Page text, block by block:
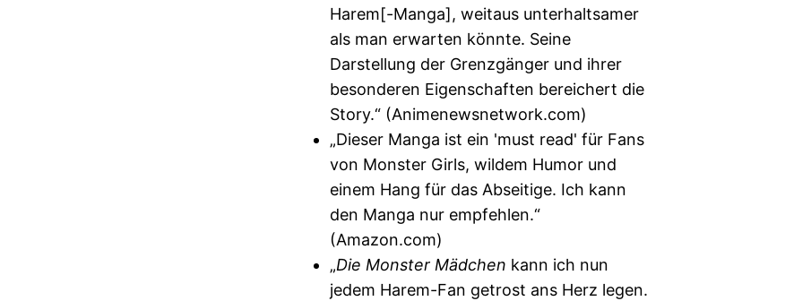
Harem[-Manga], weitaus unterhaltsamer
als man erwarten könnte. Seine
Darstellung der Grenzgänger und ihrer
besonderen Eigenschaften bereichert die
Story.“ (Animenewsnetwork.com)
„Dieser Manga ist ein 'must read' für Fans
von Monster Girls, wildem Humor und
einem Hang für das Abseitige. Ich kann
den Manga nur empfehlen.“
(Amazon.com)
„Die Monster Mädchen kann ich nun
jedem Harem-Fan getrost ans Herz legen.